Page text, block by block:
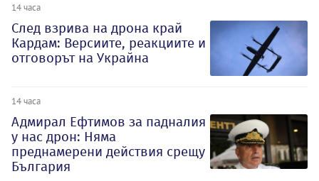
14 часа
След взрива на дрона край
Кардам: Версиите, реакциите и
отговорът на Украйна
14 часа
Адмирал Ефтимов за падналия
у нас дрон: Няма
преднамерени действия срещу
България